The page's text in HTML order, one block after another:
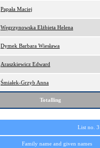
Papała Maciej
Węgrzynowska Elżbieta Helena
Dymek Barbara Wiesława
Araszkiewicz Edward
Śmiałek-Grzyb Anna
Totalling
List no.
Family name and given names